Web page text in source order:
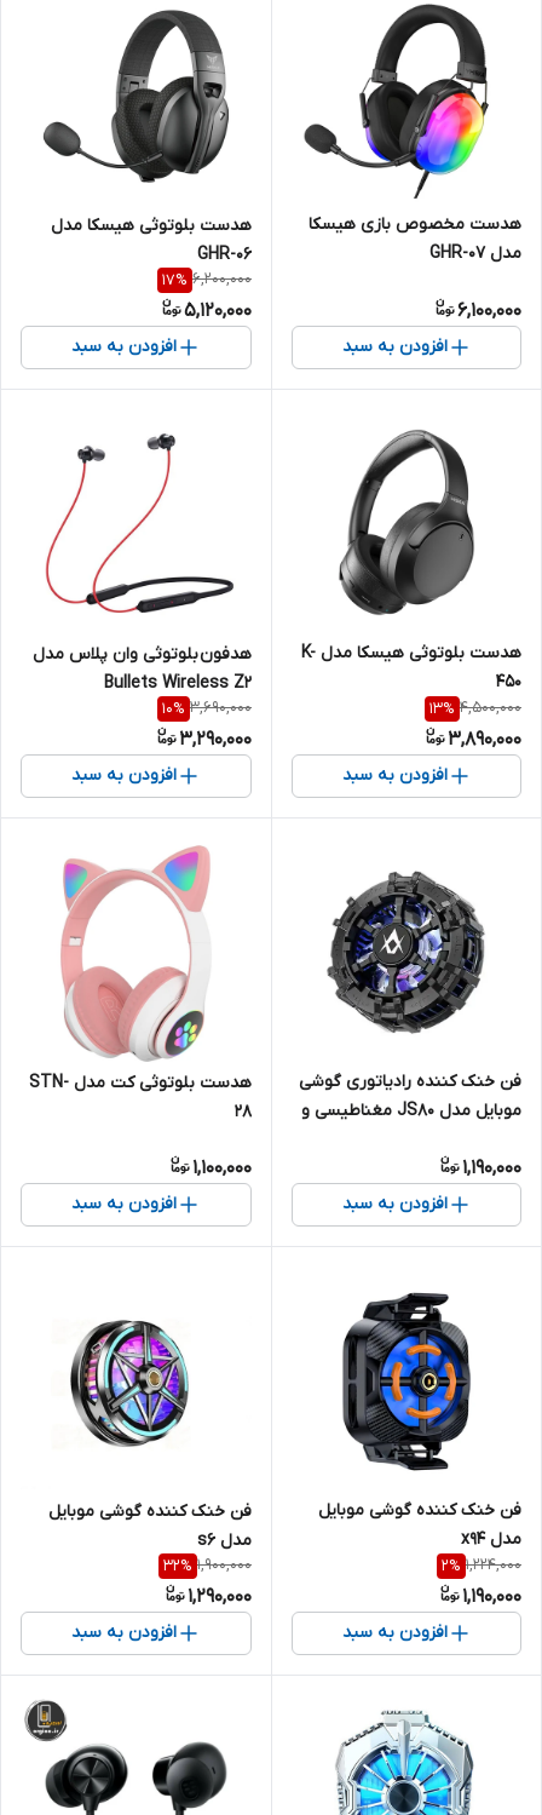
هدست مخصوص بازی هیسکا
مدل GHR-07
6,100,000
افزودن به سبد
هدست بلوتوثی هیسکا مدل
GHR-06
6,200,000
17%
5,120,000
افزودن به سبد
هدست بلوتوثی هیسکا مدل K-
450
4,500,000
13%
3,890,000
افزودن به سبد
هدفون بلوتوثی وان پلاس مدل
Bullets Wireless Z2
3,690,000
10%
3,290,000
افزودن به سبد
فن خنک کننده رادیاتوری گوشی
موبایل مدل JS80 مغناطیسی و
1,190,000
افزودن به سبد
هدست بلوتوثی کت مدل STN-
28
1,100,000
افزودن به سبد
فن خنک کننده گوشی موبایل
مدل x94
1,224,000
2%
1,190,000
افزودن به سبد
فن خنک کننده گوشی موبایل
مدل s6
1,900,000
32%
1,290,000
افزودن به سبد